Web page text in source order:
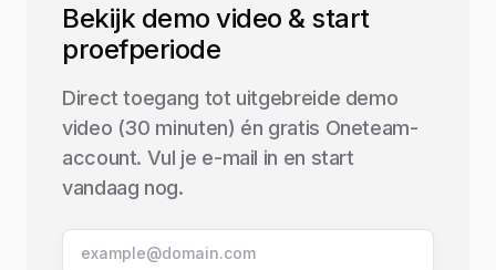
Bekijk demo video & start
proefperiode
Direct toegang tot uitgebreide demo
video (30 minuten) én gratis Oneteam-
account. Vul je e-mail in en start
vandaag nog.